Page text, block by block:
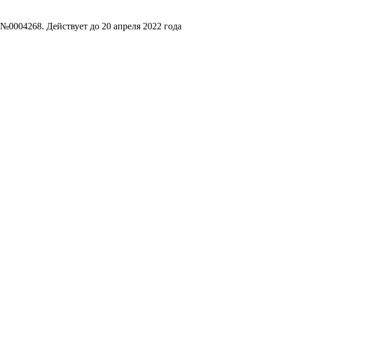
Действует до 20 апреля 2022 года